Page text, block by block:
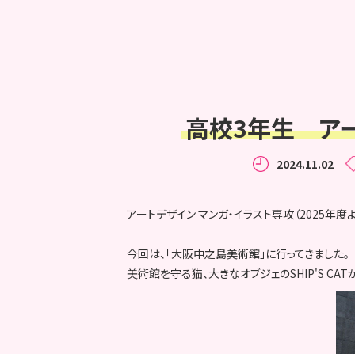
高校3年生 ア
2024.11.02
アートデザイン マンガ・イラスト専攻（2025年度
今回は、「大阪中之島美術館」に行ってきました。
美術館を守る猫、大きなオブジェのSHIP'S CAT